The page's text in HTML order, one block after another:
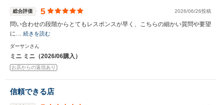
総合評価 5 2026/06/26投稿
問い合わせの段階からとてもレスポンスが早く、こちらの細かい質問や要望
に… 続きを読む
ダーサンさん
ミニ ミニ（2026/06購入）
お店からの返信あり
信頼できる店